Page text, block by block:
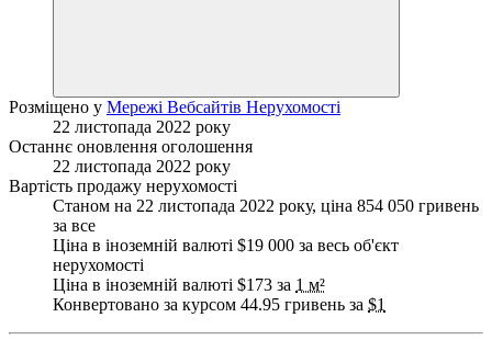
Розміщено у Мережі Вебсайтів Нерухомості
22 листопада 2022 року
Останнє оновлення оголошення
22 листопада 2022 року
Вартість продажу нерухомості
Станом на 22 листопада 2022 року, ціна 854 050 гривень
за все
Ціна в іноземній валюті $19 000 за весь об'єкт
нерухомості
Ціна в іноземній валюті $173 за 1 м²
Конвертовано за курсом 44.95 гривень за $1